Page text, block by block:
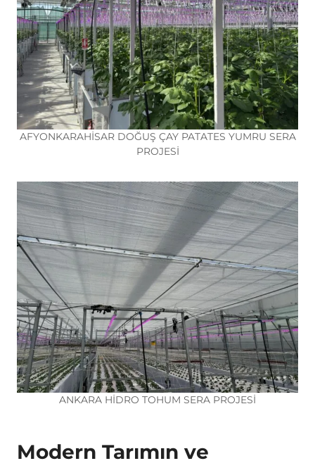
AFYONKARAHİSAR DOĞUŞ ÇAY PATATES YUMRU SERA
PROJESİ
ANKARA HİDRO TOHUM SERA PROJESİ
Modern Tarımın ve